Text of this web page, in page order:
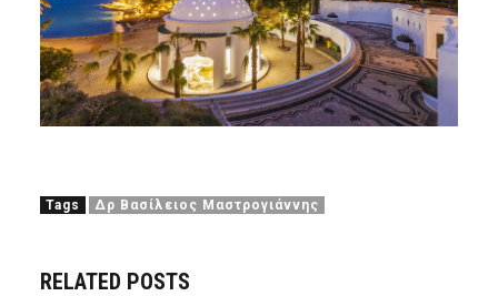
Tags Δρ Βασίλειος Μαστρογιάννης
RELATED POSTS